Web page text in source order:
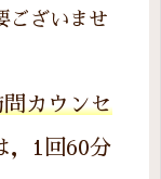
ございませ
カウンセ
，1回60分